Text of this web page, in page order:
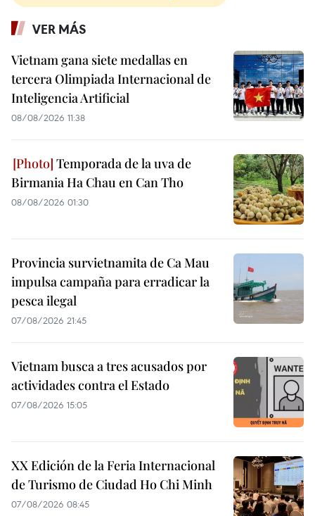
VER MÁS
Vietnam gana siete medallas en
tercera Olimpiada Internacional de
Inteligencia Artificial
08/08/2026 11:38
Temporada de la uva de
Birmania Ha Chau en Can Tho
08/08/2026 01:30
Provincia survietnamita de Ca Mau
impulsa campaña para erradicar la
pesca ilegal
07/08/2026 21:45
Vietnam busca a tres acusados por
actividades contra el Estado
07/08/2026 15:05
XX Edición de la Feria Internacional
de Turismo de Ciudad Ho Chi Minh
07/08/2026 08:45